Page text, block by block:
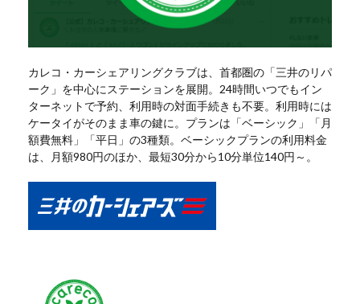
カレコ・カーシェアリングクラブは、首都圏の「三井のリパ
ーク」を中心にステーションを展開。24時間いつでもイン
ターネットで予約、利用時の対面手続きも不要。利用時には
ケータイがそのまま車の鍵に。プランは「ベーシック」「月
額費無料」「平日」の3種類。ベーシックプランの利用料金
は、月額980円のほか、最短30分から10分単位140円～。